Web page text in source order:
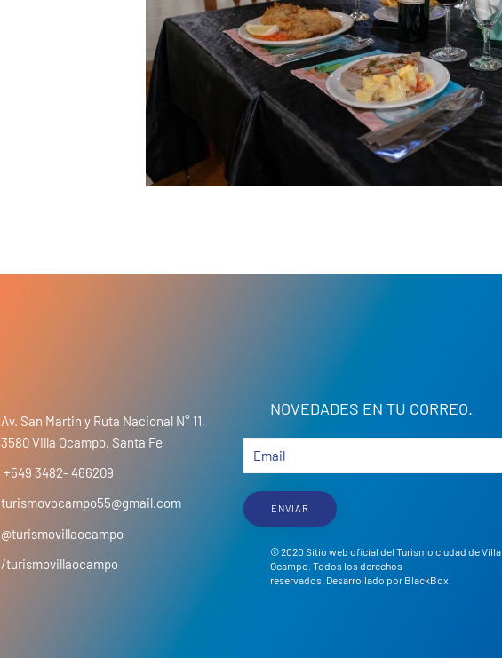
Av. San Martin y Ruta Nacional N° 11,
3580 Villa Ocampo, Santa Fe
+549 3482- 466209
turismovocampo55@gmail.com
@turismovillaocampo
/turismovillaocampo
NOVEDADES EN TU CORREO.
ENVIAR
© 2020 Sitio web oficial del Turismo ciudad de Villa
Ocampo. Todos los derechos
reservados. Desarrollado por BlackBox